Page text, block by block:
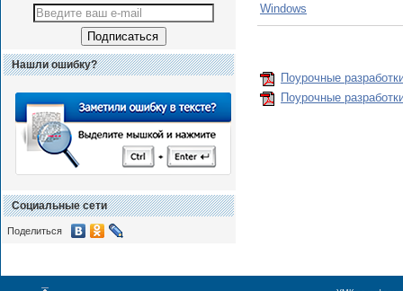
Нашли ошибку?
Социальные сети
Поделиться
Windows
Поурочные
Поурочные